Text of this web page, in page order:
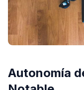
Autonomía